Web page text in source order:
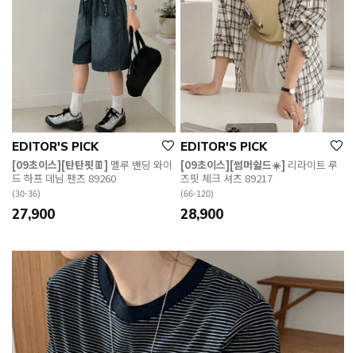
EDITOR'S PICK
[09초이스][탄탄핏👖] 멜루 밴딩 와이
드 하프 데님 팬츠 89260
(30-36)
27,900
EDITOR'S PICK
[09초이스][썸머쉴드☀️] 리라이트 루
즈핏 체크 셔츠 89217
(66-120)
28,900